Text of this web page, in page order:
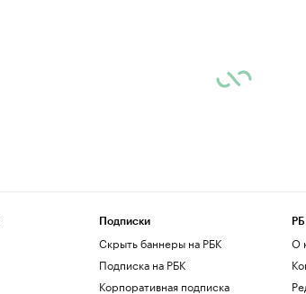
Подписки
Скрыть баннеры на РБК
Подписка на РБК
Корпоративная подписка
О